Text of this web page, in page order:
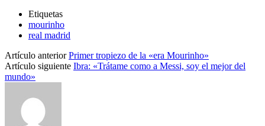
Etiquetas
mourinho
real madrid
Artículo anterior Primer tropiezo de la «era Mourinho»
Artículo siguiente Ibra: «Trátame como a Messi, soy el mejor del
mundo»